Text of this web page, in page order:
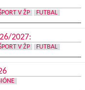
V ŽP FUTBAL
2027:
V ŽP FUTBAL